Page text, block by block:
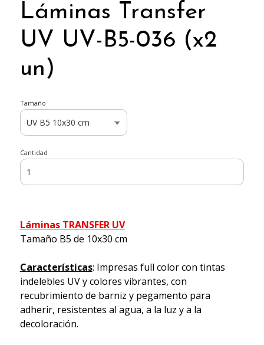
Láminas Transfer
UV UV-B5-036 (x2
un)
Tamaño
Cantidad
Láminas TRANSFER UV
Tamaño B5 de 10x30 cm
Características: Impresas full color con tintas
indelebles UV y colores vibrantes, con
recubrimiento de barniz y pegamento para
adherir, resistentes al agua, a la luz y a la
decoloración.